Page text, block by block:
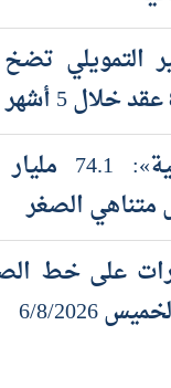
«الرقابة
متناهي الصغر
على خط
6/8/2026